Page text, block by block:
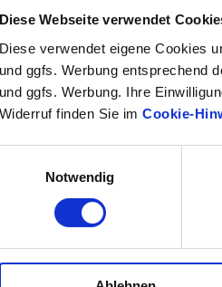
Diese Webseite verwendet
Diese verwendet eigene Cookies
und ggfs. Werbung entsprechend
und ggfs. Werbung. Ihre
Widerruf finden Sie im Cookie-
Notwendig
zuverlässig und wirtschaftlich.
kaufen?
Angebot – bei uns